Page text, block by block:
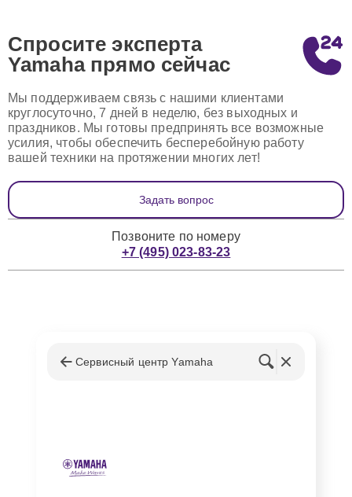
Спросите эксперта
Yamaha прямо сейчас
Мы поддерживаем связь с нашими клиентами
круглосуточно, 7 дней в неделю, без выходных и
праздников. Мы готовы предпринять все возможные
усилия, чтобы обеспечить бесперебойную работу
вашей техники на протяжении многих лет!
Задать вопрос
Позвоните по номеру
+7 (495) 023-83-23
Сервисный центр Yamaha